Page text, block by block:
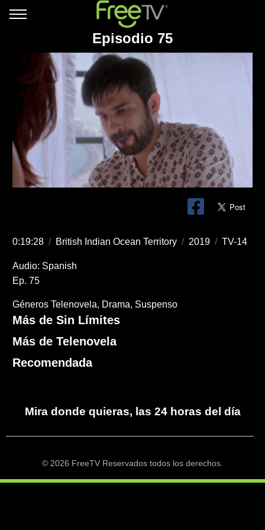
Episodio 75
0:19:28 / British Indian Ocean Territory / 2019 / TV-14
Audio: Spanish
Ep. 75
Géneros Telenovela Drama Suspenso
Más de Sin Límites
Más de Telenovela
Recomendada
Mira donde quieras, las 24 horas del día
© 2026 FreeTV Reservados todos los derechos.